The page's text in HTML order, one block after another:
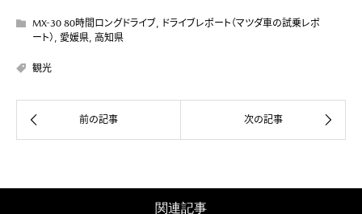
MX-30 80時間ロングドライブ , ドライブレポート（マツダ車の試乗レポ
ート） , 愛媛県, 高知県
観光
関連記事